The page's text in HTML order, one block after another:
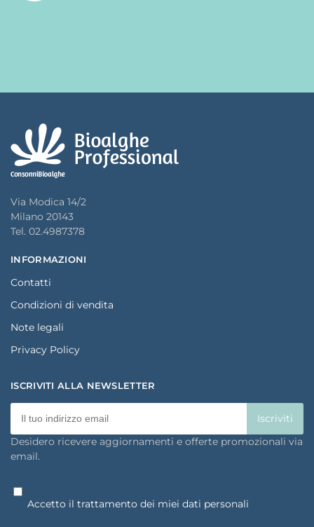
Via Modica 14/2
Milano 20143
Tel. 02.4987378
INFORMAZIONI
Contatti
Condizioni di vendita
Note legali
Privacy Policy
ISCRIVITI ALLA NEWSLETTER
Desidero ricevere aggiornamenti e offerte promozionali via
email.
Accetto il trattamento dei miei dati personali